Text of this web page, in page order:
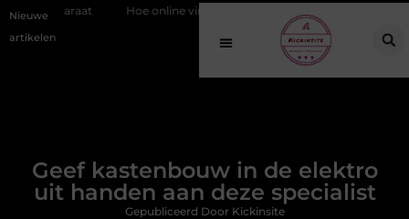
Nieuwe
artikelen
Hoe online vindbaarheid verandert in 2026
Geef kastenbouw in de elektro
uit handen aan deze specialist
Gepubliceerd Door Kickinsite